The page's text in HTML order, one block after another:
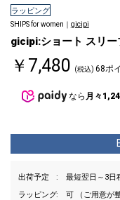
ラッピング
SHIPS for women｜ gicipi
gicipi:ショート スリー
￥7,480 (税込) 68ポ
なら 月々
出荷予定
最短翌日～3日
ラッピング
可 （ご用意が